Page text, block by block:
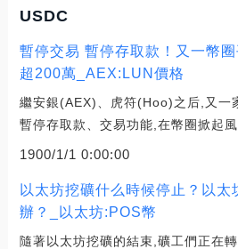
USDC
暫停交易 暫停存取款！又一幣
超200萬_AEX:LUN價格
繼安銀(AEX)、虎符(Hoo)之后,又一
暫停存取款、交易功能,在幣圈掀起風
1900/1/1 0:00:00
以太坊挖礦什么時候停止？以太
辦？_以太坊:POS幣
隨著以太坊挖礦的結束,礦工們正在